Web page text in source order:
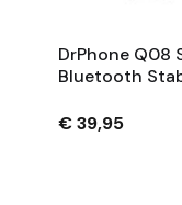
DrPhone Q08
Bluetooth
€ 39,95